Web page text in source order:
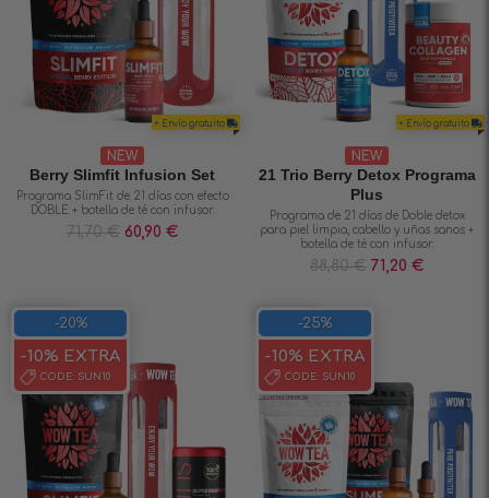
+ Envío gratuito
NEW
Berry Slimfit Infusion Set
Programa SlimFit de 21 días con efecto
DOBLE + botella de té con infusor.
71,70€ 60,90 €
+ Envío gratuito
NEW
21 Trio Berry Detox Programa
Plus
Programa de 21 días de Doble detox
para piel limpia, cabello y uñas sanos +
botella de té con infusor.
88,80€ 71,20 €
SAVE 20%-20%
-10% EXTRA
CODE: SUN10
SAVE 25%-25%
-10% EXTRA
CODE: SUN10